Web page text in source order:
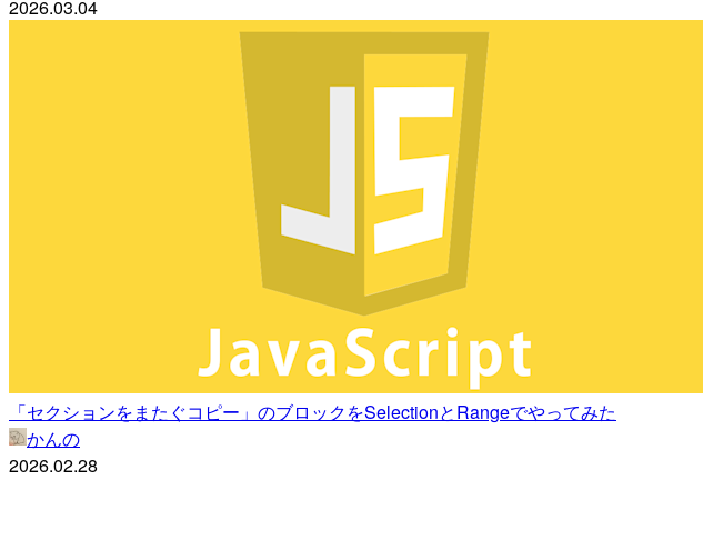
2026.03.04
「セクションをまたぐコピー」のブロックをSelectionとRangeでやってみた
かんの
2026.02.28